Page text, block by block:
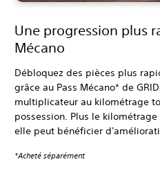
Une progression plus
Mécano
Débloquez des pièces plus
grâce au Pass Mécano* de
multiplicateur au kilométrage
possession. Plus le
elle peut bénéficier
*Acheté séparément